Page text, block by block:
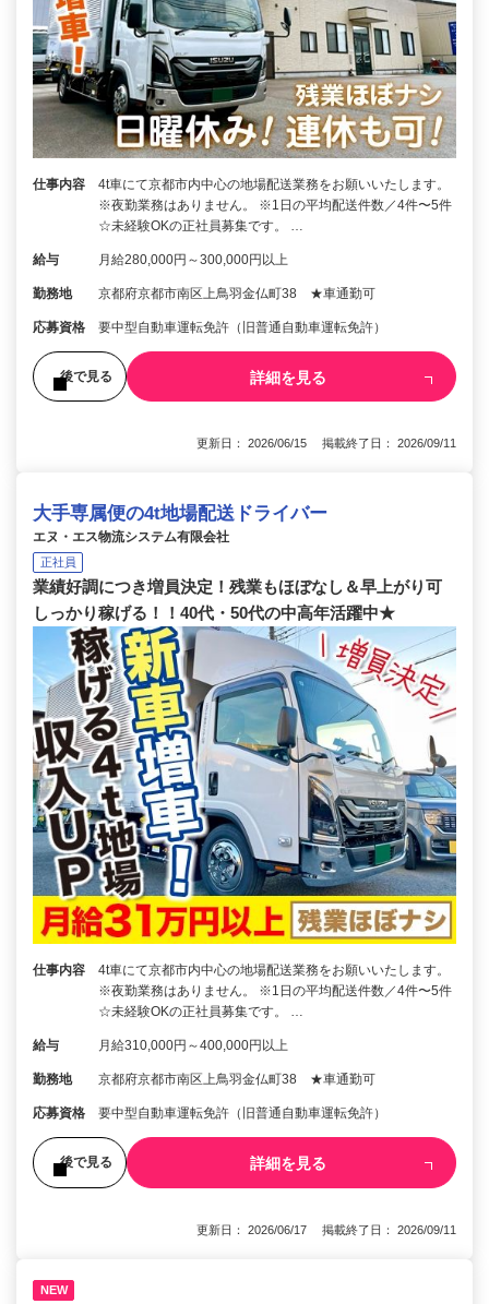
仕事内容
4t車にて京都市内中心の地場配送業務をお願いいたします。
※夜勤業務はありません。 ※1日の平均配送件数／4件〜5件
☆未経験OKの正社員募集です。 …
給与 月給280,000円～300,000円以上
勤務地 京都府京都市南区上鳥羽金仏町38 ★車通勤可
応募資格 要中型自動車運転免許（旧普通自動車運転免許）
後で見る 詳細を見る
更新日： 2026/06/15 掲載終了日： 2026/09/11
大手専属便の4t地場配送ドライバー
エヌ・エス物流システム有限会社
正社員
業績好調につき増員決定！残業もほぼなし＆早上がり可
しっかり稼げる！！40代・50代の中高年活躍中★
仕事内容
4t車にて京都市内中心の地場配送業務をお願いいたします。
※夜勤業務はありません。 ※1日の平均配送件数／4件〜5件
☆未経験OKの正社員募集です。 …
給与 月給310,000円～400,000円以上
勤務地 京都府京都市南区上鳥羽金仏町38 ★車通勤可
応募資格 要中型自動車運転免許（旧普通自動車運転免許）
後で見る 詳細を見る
更新日： 2026/06/17 掲載終了日： 2026/09/11
NEW